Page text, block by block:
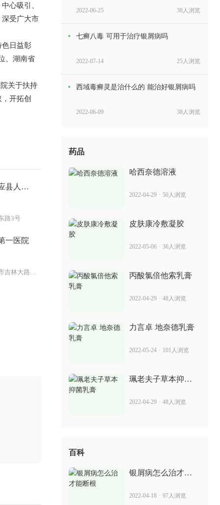
心吸引、
受广大市
日益彰
、湖南省
关于扶持
开拓创
县人民
路3号
一医院
二部：长春市吉林大路与乐群街交汇
2022-06-25 38人浏览
七癣八毒 可用于治疗银屑病吗
2022-07-14 25人浏览
西域毒癣灵是治什么的 能治好银屑病吗
2022-06-09 38人浏览
消银丸的功效 治疗银屑病吗
阿普斯特贴吧 是怎么治疗银屑病的
药品
哈西奈德溶液
2022-04-29 · 50人浏览
皮肤康冷敷凝胶
2022-05-06 · 36人浏览
丙酸氯倍他索乳膏
2022-04-29 · 48人浏览
力言卓 地奈德乳膏
2022-05-24 · 101人浏览
珮老夫子草本抑菌
2022-04-29 · 48人浏览
百科
银屑病怎么治才能
2022-04-18 · 97人浏览